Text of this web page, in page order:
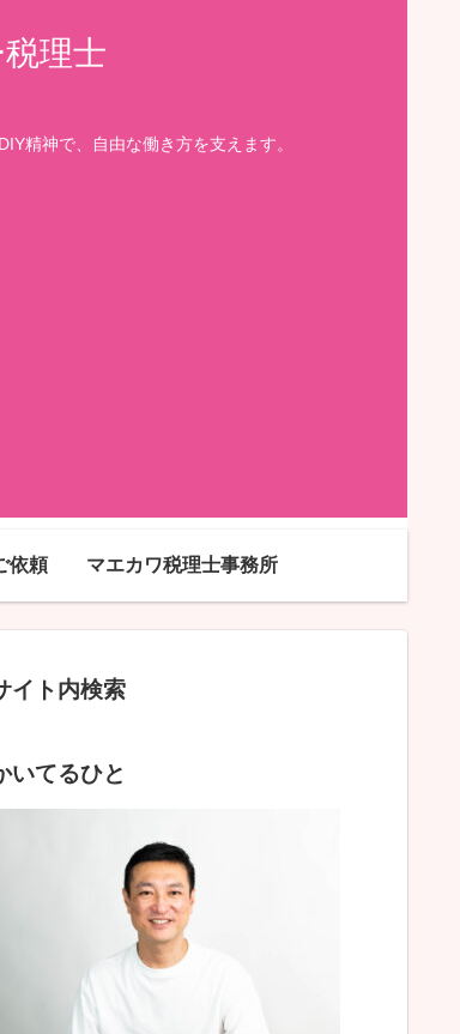
理士
精神で、自由な働き方を支えます。
依頼 マエカワ税理士事務所
イト内検索
いてるひと